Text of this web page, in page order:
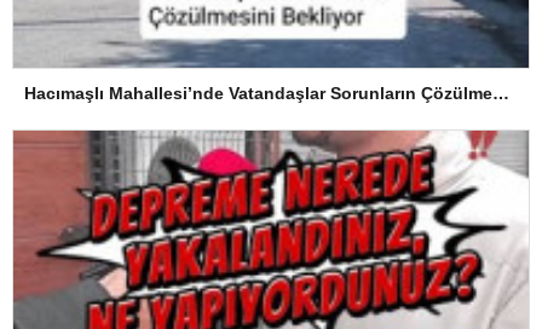
Hacımaşlı Mahallesi’nde Vatandaşlar Sorunların Çözülmesini Bekliyor